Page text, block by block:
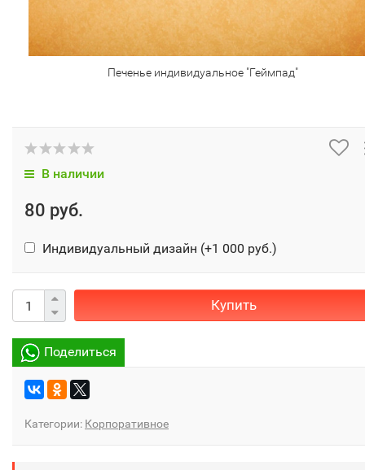
Печенье индивидуальное "Геймпад"
В наличии
80 руб.
Индивидуальный дизайн (+1 000 руб.)
Купить
Поделиться
Категории: Корпоративное